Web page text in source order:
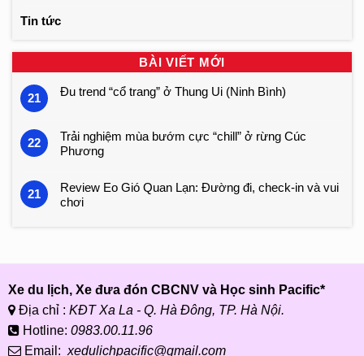
Tin tức
BÀI VIẾT MỚI
21 Đu trend “cổ trang” ở Thung Ui (Ninh Bình)
22
Trải nghiệm mùa bướm cực “chill” ở rừng Cúc
Phương
21
Review Eo Gió Quan Lạn: Đường đi, check-in và vui
chơi
Xe du lịch, Xe đưa đón CBCNV và Học sinh Pacific*
Địa chỉ : KĐT Xa La - Q. Hà Đông, TP. Hà Nội.
Hotline: 0983.00.11.96
Email: xedulichpacific@gmail.com